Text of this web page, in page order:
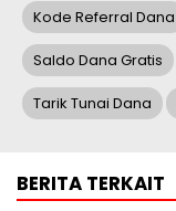
Kode Referral Dana
Saldo Dana Gratis
Tarik Tunai Dana
BERITA TERKAIT